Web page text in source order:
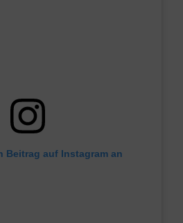
Beitrag auf Instagram an